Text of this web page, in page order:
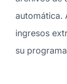
automática.
ingresos
su